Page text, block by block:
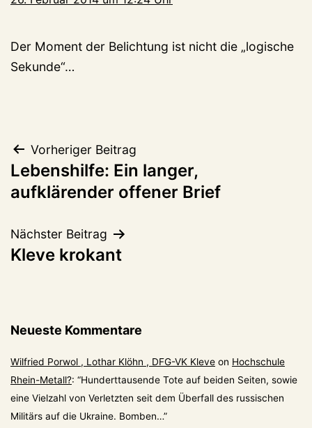
Der Moment der Belichtung ist nicht die „logische
Sekunde“…
Beitragsnavigation
Vorheriger Beitrag
Lebenshilfe: Ein langer,
aufklärender offener Brief
Nächster Beitrag
Kleve krokant
Neueste Kommentare
Wilfried Porwol , Lothar Klöhn , DFG-VK Kleve on Hochschule
Rhein-Metall?: “Hunderttausende Tote auf beiden Seiten, sowie
eine Vielzahl von Verletzten seit dem Überfall des russischen
Militärs auf die Ukraine. Bomben…”